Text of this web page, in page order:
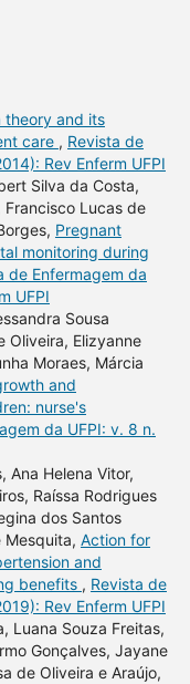
theory and its
care , Revista de
Rev Enferm UFPI
Silva da Costa,
Francisco Lucas de
Pregnant
monitoring during
de Enfermagem da
UFPI
Sousa
Oliveira, Elizyanne
Moraes, Márcia
and
nurse's
da UFPI: v. 8 n.
Ana Helena Vitor,
Raíssa Rodrigues
dos Santos
Mesquita, Action for
and
benefits , Revista de
Rev Enferm UFPI
Luana Souza Freitas,
Gonçalves, Jayane
de Oliveira e Araújo,